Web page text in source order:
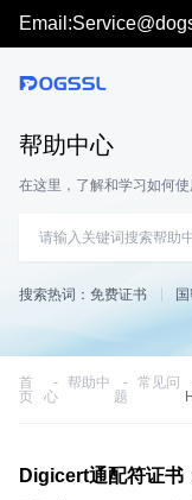
帮助中心
在这里，了解和学习如何
搜索热词： 免费证书
首
页
帮助中
心
常见问
题
Digicert通配符证书